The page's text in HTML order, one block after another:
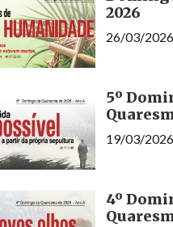
2026
26/03/2026
5º
19/03/2026
4º